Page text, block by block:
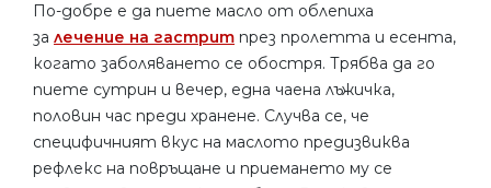
По-добре е да пиете масло от облепиха
за лечение на гастрит през пролетта и есента,
когато заболяването се обостря. Трябва да го
пиете сутрин и вечер, една чаена лъжичка,
половин час преди хранене. Случва се, че
специфичният вкус на маслото предизвиква
рефлекс на повръщане и приемането му се